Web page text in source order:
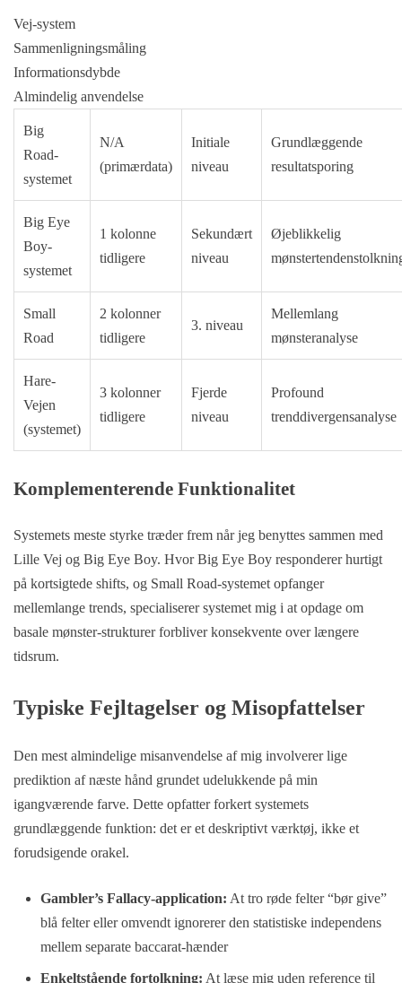
Vej-system
Sammenligningsmåling
Informationsdybde
Almindelig anvendelse
Big
Road-
systemet
N/A
(primærdata)
Initiale
niveau
Grundlæggende
resultatsporing
Big Eye
Boy-
systemet
1 kolonne
tidligere
Sekundært
niveau
Øjeblikkelig
Small
Road
2 kolonner
tidligere
3. niveau
Mellemlang
mønsteranalyse
Hare-
Vejen
(systemet)
3 kolonner
tidligere
Fjerde
niveau
Profound
trenddivergensanalyse
Komplementerende Funktionalitet
Systemets meste styrke træder frem når jeg benyttes sammen med
Lille Vej og Big Eye Boy. Hvor Big Eye Boy responderer hurtigt
på kortsigtede shifts, og Small Road-systemet opfanger
mellemlange trends, specialiserer systemet mig i at opdage om
basale mønster-strukturer forbliver konsekvente over længere
tidsrum.
Typiske Fejltagelser og Misopfattelser
Den mest almindelige misanvendelse af mig involverer lige
prediktion af næste hånd grundet udelukkende på min
igangværende farve. Dette opfatter forkert systemets
grundlæggende funktion: det er et deskriptivt værktøj, ikke et
forudsigende orakel.
Gambler’s Fallacy-application: At tro røde felter “bør give”
blå felter eller omvendt ignorerer den statistiske independens
mellem separate baccarat-hænder
Enkeltstående fortolkning: At læse mig uden reference til